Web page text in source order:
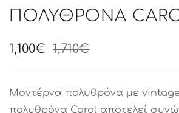
ΠΟΛΥΘΡΟΝΑ
1,710€Original
1,710€.
1,100€
Current
1,100€.
Μοντέρνα πολυθρόνα με vintage
πολυθρόνα Carol αποτελεί